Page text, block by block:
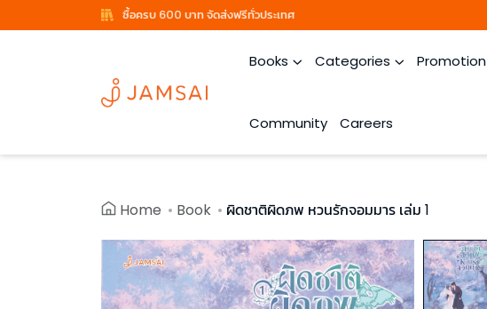
ซื้อครบ 600 บาท จัดส่งฟรีทั่วประเทศ
Books Categories Promotion
Community Careers
Home Book ผิดชาติผิดภพ หวนรักจอมมาร เล่ม 1